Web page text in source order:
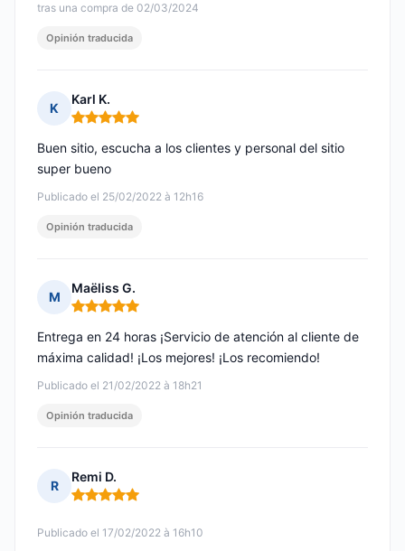
tras una compra de 02/03/2024
Opinión traducida
K
Karl K.
Nota: 5 de 5
Publicado el 25/02/2022 à 12h16
Buen sitio, escucha a los clientes y personal del sitio
super bueno
Opinión traducida
M
Maëliss G.
Nota: 5 de 5
Publicado el 21/02/2022 à 18h21
Entrega en 24 horas ¡Servicio de atención al cliente de
máxima calidad! ¡Los mejores! ¡Los recomiendo!
Opinión traducida
R
Remi D.
Nota: 5 de 5
Publicado el 17/02/2022 à 16h10